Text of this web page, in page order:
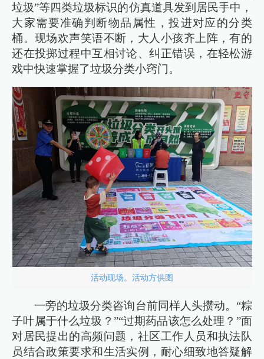
垃圾”等四类垃圾标识的仿真道具发到居民手中，
大家需要准确判断物品属性，投进对应的分类
桶。现场欢声笑语不断，大人小孩齐上阵，有的
还在投掷过程中互相讨论、纠正错误，在轻松游
戏中快速掌握了垃圾分类小窍门。
活动现场。活动方供图
一旁的垃圾分类咨询台前同样人头攒动。“粽
子叶属于什么垃圾？”“过期药品该怎么处理？”面
对居民提出的高频问题，社区工作人员和执法队
员结合政策要求和生活实例，耐心细致地答疑解